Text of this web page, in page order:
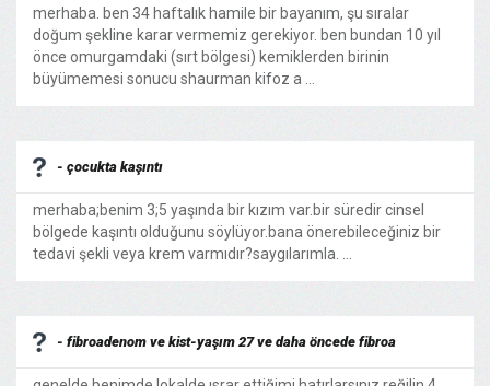
merhaba. ben 34 haftalık hamile bir bayanım, şu sıralar
doğum şekline karar vermemiz gerekiyor. ben bundan 10 yıl
önce omurgamdaki (sırt bölgesi) kemiklerden birinin
büyümemesi sonucu shaurman kifoz a ...
- çocukta kaşıntı
merhaba;benim 3;5 yaşında bir kızım var.bir süredir cinsel
bölgede kaşıntı olduğunu söylüyor.bana önerebileceğiniz bir
tedavi şekli veya krem varmıdır?saygılarımla. ...
- fibroadenom ve kist-yaşım 27 ve daha öncede fibroa